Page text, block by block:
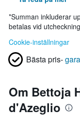
*Summan inkluderar
betalas vid
Cookie-inställningar
Bästa pris-
Om Bettoja
d'Azeglio